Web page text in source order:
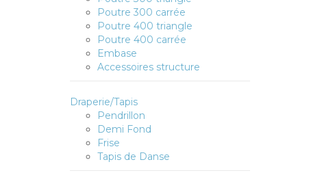
Poutre 300 carrée
Poutre 400 triangle
Poutre 400 carrée
Embase
Accessoires structure
Draperie/Tapis
Pendrillon
Demi Fond
Frise
Tapis de Danse